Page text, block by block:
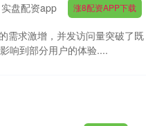
实盘配资app 涨8配资APP下载
需求激增，并发访问量突破了既
响到部分用户的体验....